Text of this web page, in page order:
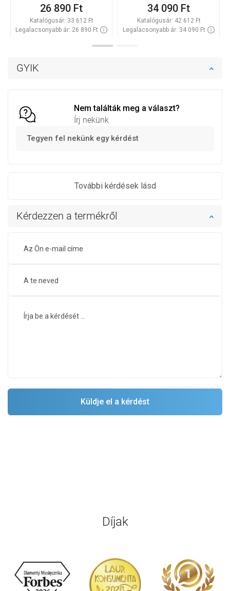
GYIK
Nem találták meg a választ?
Írj nekünk
Tegyen fel nekünk egy kérdést
További kérdések lásd
Kérdezzen a termékről
26 890 Ft
Katalógusár: 33 612 Ft
Legalacsonyabb ár: 26 890 Ft
34 090 Ft
Katalógusár: 42 612 Ft
Legalacsonyabb ár: 34 090 Ft
Díjak